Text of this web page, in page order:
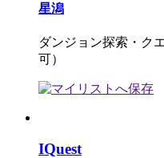
星潟
ダンジョン探索・ク
可）
IQuest